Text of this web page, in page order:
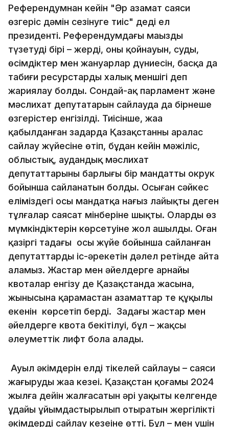
Референдумнан кейін "Әр азамат саяси
өзгеріс дәмін сезінуге тиіс" деді ел
президенті. Референдумдағы маңызды
түзетудің бірі – жерді, оның қойнауын, суды,
өсімдіктер мен жануарлар дүниесін, басқа да
табиғи ресурстарды халық меншігі деп
жариялау болды. Сондай-ақ парламент және
мәслихат депутатарын сайлауда да бірнеше
өзгерістер енгізілді. Тиісінше, жаңа
қабылданған заңдарда Қазақстанның аралас
сайлау жүйесіне өтіп, бұдан кейін мәжіліс,
облыстық, аудандық мәслихат
депутаттарының барлығы бір мандатты окрук
бойынша сайланатын болды. Осыған сәйкес
еліміздегі осы мандатқа нағыз лайықты деген
тұлғалар саясат мінберіне шықты. Олардың өз
мүмкіндіктерін көрсетуіне жол ашылды. Оған
қазіргі таңдағы осы жүйе бойынша сайланған
депутаттардың іс-әрекетін дәлел ретінде айта
аламыз. Жастар мен әйелдерге арнайы
квоталар енгізу де Қазақстанда жасына,
жынысына қарамастан азаматтар тең құқылы
екенін көрсетіп берді. Заңдағы жастар мен
әйелдерге квота бекітілуі, бұл – жақсы
әлеуметтік лифт бола алады.
Ауыл әкімдерін елдің тікелей сайлауы – саяси
жаңғырудың жаңа кезеңі. Қазақстан қоғамы 2024
жылға дейін жал­­ғасатын әрі уақыты келгенде
ұдайы ұйымдастырылып оты­ратын жергілікті
әкімдерді сай­­­лау кезеңіне өтті. Бұл – мен үшін